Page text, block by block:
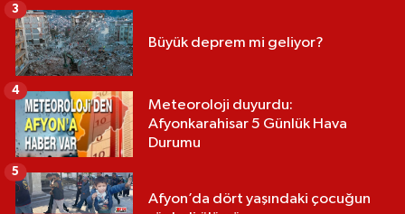
Büyük deprem mi geliyor?
3
Meteoroloji duyurdu:
Afyonkarahisar 5 Günlük Hava
Durumu
4
Afyon’da dört yaşındaki çocuğun
5